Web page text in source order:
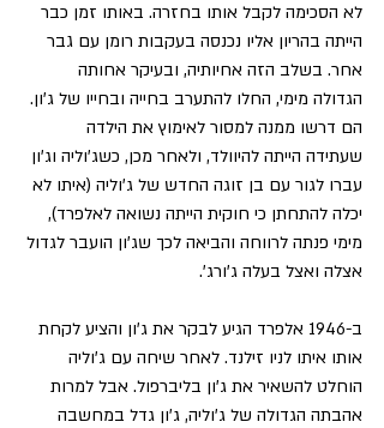
לא הסכימה לקבל אותו בחזרה. באותו זמן כבר
הייתה בהריון אליו נכנסה בעקבות רומן עם גבר
אחר. בשלב הזה אחיותיה, ובעיקר אחותה
הגדולה מימי, החלו להתערב בחייה ובחייו של ג'ון.
הם דרשו ממנה למסור לאימוץ את הילדה
שעתידה הייתה להיוולד, ולאחר מכן, כשג'וליה וג'ון
עברו לגור עם בן זוגה החדש של ג'וליה (איתו לא
יכלה להתחתן כי חוקית הייתה נשואה לאלפרד),
מימי פנתה לרווחה והביאה לכך שג'ון הועבר לגדול
אצלה ואצל בעלה ג'ורג'.
ב-1946 אלפרד הגיע לבקר את ג'ון והציע לקחת
אותו איתו לניו זילנד. לאחר שיחה עם ג'וליה
הוחלט להשאיר את ג'ון בליברפול. אבל למרות
אהבתה הגדולה של ג'וליה, ג'ון גדל במחשבה